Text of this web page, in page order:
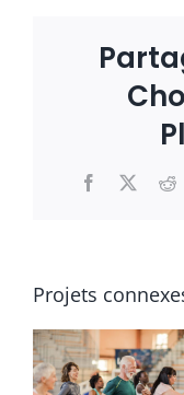
Facebook
X
Projets